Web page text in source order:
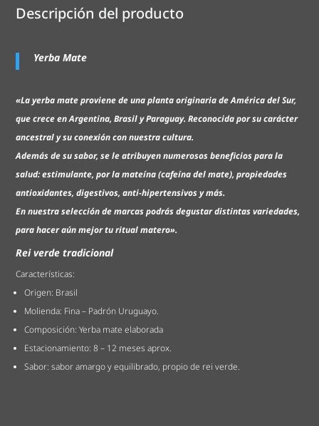
Descripción del producto
Yerba Mate
«La yerba mate proviene de una planta originaria de América del Sur,
que crece en Argentina, Brasil y Paraguay. Reconocida por su carácter
ancestral y su conexión con nuestra cultura.
Además de su sabor, se le atribuyen numerosos beneficios para la
salud: estimulante, por la mateína (cafeína del mate), propiedades
antioxidantes, digestivos, anti-hipertensivos y más.
En nuestra selección de marcas podrás degustar distintas variedades,
para hacer aún mejor tu ritual matero».
Rei verde tradicional
Características:
Origen: Brasil
Molienda: Fina – Padrón Uruguayo.
Composición: Yerba mate elaborada
Estacionamiento: 8 – 12 meses aprox.
Sabor: sabor amargo y equilibrado, propio de rei verde.